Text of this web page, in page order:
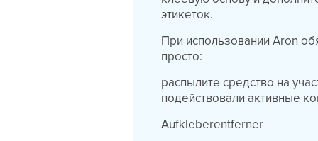
этикеток.
При использовании Aron
просто:
распылите средство на
подействовали активные
Aufkleberentferner